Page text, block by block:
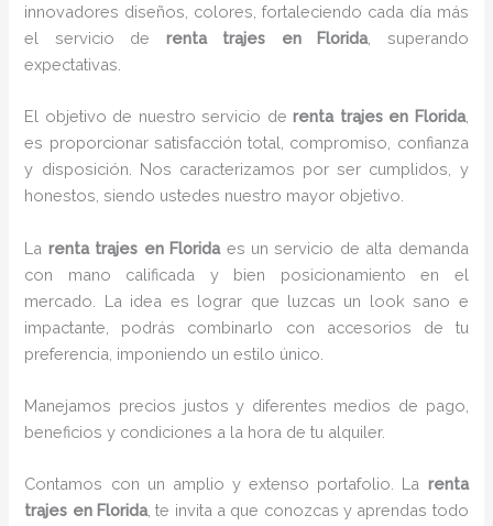
innovadores diseños, colores, fortaleciendo cada día más
el servicio de renta trajes en Florida, superando
expectativas.
El objetivo de nuestro servicio derenta trajes en Florida,
es proporcionar satisfacción total, compromiso, confianza
y disposición. Nos caracterizamos por ser cumplidos, y
honestos, siendo ustedes nuestro mayor objetivo.
La renta trajes en Florida es un servicio de alta demanda
con mano calificada y bien posicionamiento en el
mercado. La idea es lograr que luzcas un look sano e
impactante, podrás combinarlo con accesorios de tu
preferencia, imponiendo un estilo único.
Manejamos precios justos y diferentes medios de pago,
beneficios y condiciones a la hora de tu alquiler.
Contamos con un amplio y extenso portafolio. La renta
trajes en Florida, te invita a que conozcas y aprendas todo